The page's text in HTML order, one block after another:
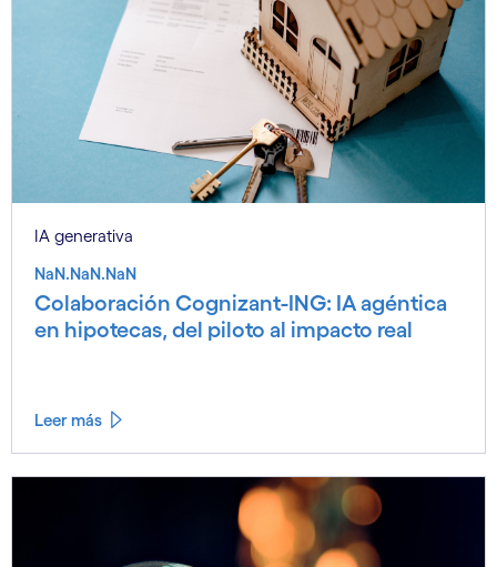
IA generativa
NaN.NaN.NaN
Colaboración Cognizant-ING: IA agéntica
en hipotecas, del piloto al impacto real
Leer más